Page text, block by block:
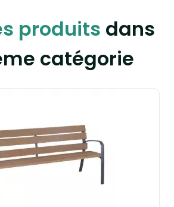
produits dans
catégorie